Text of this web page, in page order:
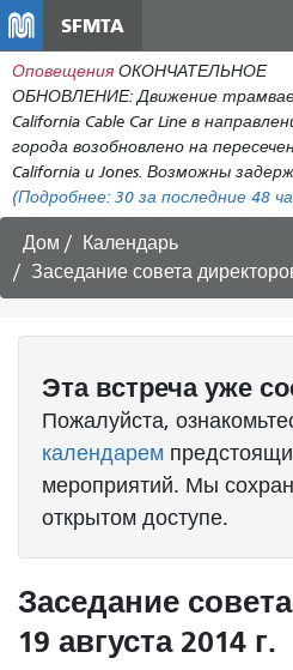
SFMTA
Оповещения ОКОНЧАТЕЛЬНОЕ
ОБНОВЛЕНИЕ: Движение
California Cable Car Line в
города возобновлено на
California и Jones. Возможны
(Подробнее: 30 за последние 48
Дом
Календарь
Заседание совета
Эта встречауже
Пожалуйста,
календарем
мероприятий. Мы
открытом доступе.
Заседание
19 августа 2014 г.